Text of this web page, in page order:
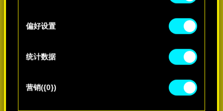
偏好设置
统计数据
营销({0})